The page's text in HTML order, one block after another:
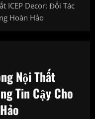
ICEP Decor: Đối Tác
Hoàn Hảo
Nội Thất
Tin Cậy Cho